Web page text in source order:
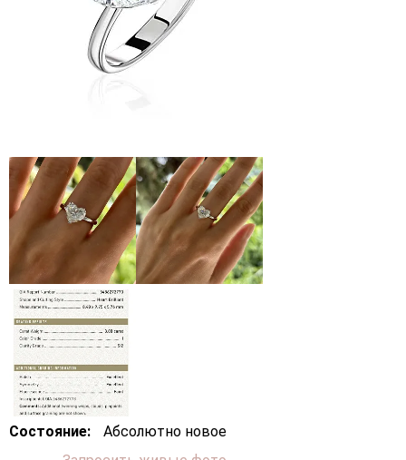
Состояние:
Абсолютно новое